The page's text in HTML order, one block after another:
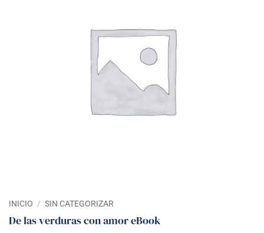
INICIO / SIN CATEGORIZAR
De las verduras con amor eBook